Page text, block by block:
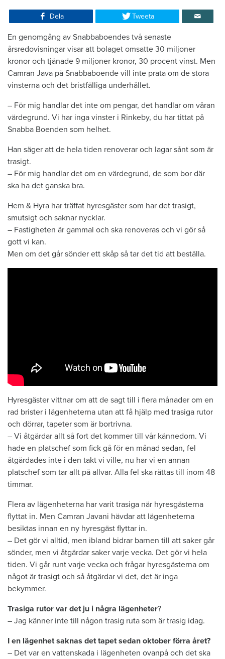
Dela Tweeta
En genomgång av Snabbaboendes två senaste
årsredovisningar visar att bolaget omsatte 30 miljoner
kronor och tjänade 9 miljoner kronor, 30 procent vinst. Men
Camran Java på Snabbaboende vill inte prata om de stora
vinsterna och det bristfälliga underhållet.
– För mig handlar det inte om pengar, det handlar om våran
värdegrund. Vi har inga vinster i Rinkeby, du har tittat på
Snabba Boenden som helhet.
Han säger att de hela tiden renoverar och lagar sånt som är
trasigt.
– För mig handlar det om en värdegrund, de som bor där
ska ha det ganska bra.
Hem & Hyra har träffat hyresgäster som har det trasigt,
smutsigt och saknar nycklar.
– Fastigheten är gammal och ska renoveras och vi gör så
gott vi kan.
Men om det går sönder ett skåp så tar det tid att beställa.
Hyresgäster vittnar om att de sagt till i flera månader om en
rad brister i lägenheterna utan att få hjälp med trasiga rutor
och dörrar, tapeter som är bortrivna.
– Vi åtgärdar allt så fort det kommer till vår kännedom. Vi
hade en platschef som fick gå för en månad sedan, fel
åtgärdades inte i den takt vi ville, nu har vi en annan
platschef som tar allt på allvar. Alla fel ska rättas till inom 48
timmar.
Flera av lägenheterna har varit trasiga när hyresgästerna
flyttat in. Men Camran Javani hävdar att lägenheterna
besiktas innan en ny hyresgäst flyttar in.
– Det gör vi alltid, men ibland bidrar barnen till att saker går
sönder, men vi åtgärdar saker varje vecka. Det gör vi hela
tiden. Vi går runt varje vecka och frågar hyresgästerna om
något är trasigt och så åtgärdar vi det, det är inga
bekymmer.
Trasiga rutor var det ju i några lägenheter?
– Jag känner inte till någon trasig ruta som är trasig idag.
I en lägenhet saknas det tapet sedan oktober förra året?
– Det var en vattenskada i lägenheten ovanpå och det ska